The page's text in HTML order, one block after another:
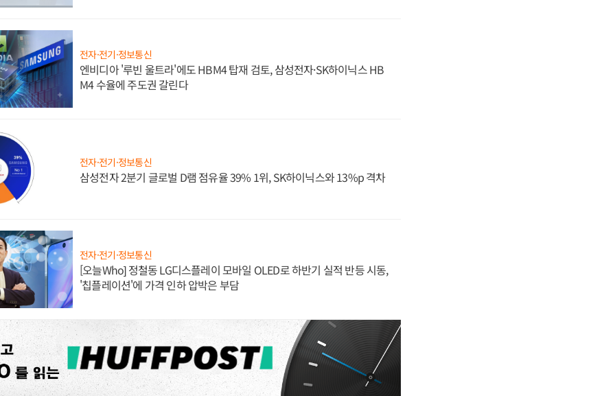
전자·전기·정보통신
엔비디아 '루빈 울트라'에도 HBM4 탑재 검토, 삼성전자·SK하이닉스 HB
M4 수율에 주도권 갈린다
전자·전기·정보통신
삼성전자 2분기 글로벌 D램 점유율 39% 1위, SK하이닉스와 13%p 격차
전자·전기·정보통신
[오늘Who] 정철동 LG디스플레이 모바일 OLED로 하반기 실적 반등 시동,
'칩플레이션'에 가격 인하 압박은 부담